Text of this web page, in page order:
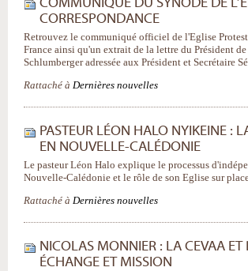
COMMUNIQUÉ DU SYNODE DE
CORRESPONDANCE
Retrouvez le communiqué officiel de l'Eglise
France ainsi qu'un extrait de la lettre du Président
Schlumberger adressée aux Président et Secrétaire
Rattaché à Dernières nouvelles
PASTEUR LÉON HALO NYIKEINE :
EN NOUVELLE-CALÉDONIE
Le pasteur Léon Halo explique le processus
Nouvelle-Calédonie et le rôle de son Eglise sur
Rattaché à Dernières nouvelles
NICOLAS MONNIER : LA CEVAA ET
ÉCHANGE ET MISSION